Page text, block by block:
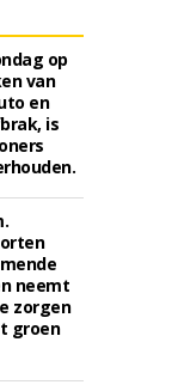
op
van
en
is
neemt
zorgen
groen